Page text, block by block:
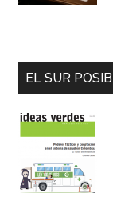
EL SUR